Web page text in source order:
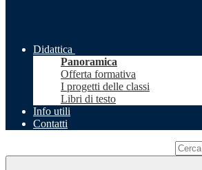
Didattica
Panoramica
Offerta formativa
I progetti delle classi
Libri di testo
Info utili
Contatti